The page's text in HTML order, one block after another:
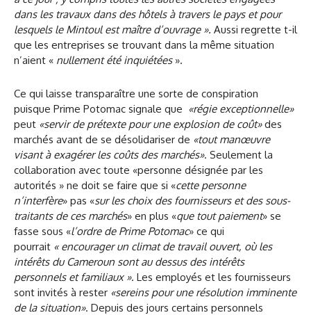
dans les travaux dans des hôtels à travers le pays et pour
lesquels le Mintoul est maître d’ouvrage ». Aussi regrette t-il
que les entreprises se trouvant dans la même situation
n’aient « nullement été inquiétées».
Ce qui laisse transparaître une sorte de conspiration
puisque Prime Potomac signale que «régie exceptionnelle»
peut «servir de prétexte pour une explosion de coût»des
marchés avant de se désolidariser de «tout manœuvre
visant à exagérer les coûts des marchés». Seulement la
collaboration avec toute «personne désignée par les
autorités » ne doit se faire que si «cette personne
n’interfère» pas «sur les choix des fournisseurs et des sous-
traitants de ces marchés» en plus «que tout paiement» se
fasse sous «l’ordre de Prime Potomac» ce qui
pourrait « encourager un climat de travail ouvert, où les
intérêts du Cameroun sont au dessus des intérêts
personnels et familiaux ». Les employés et les fournisseurs
sont invités à rester «sereins pour une résolution imminente
de la situation». Depuis des jours certains personnels